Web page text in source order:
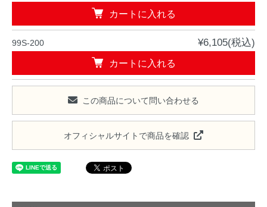
カートに入れる
99S-200 ¥6,105(税込)
カートに入れる
この商品について問い合わせる
オフィシャルサイトで商品を確認